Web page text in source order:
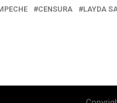
CENSURA LAYDA